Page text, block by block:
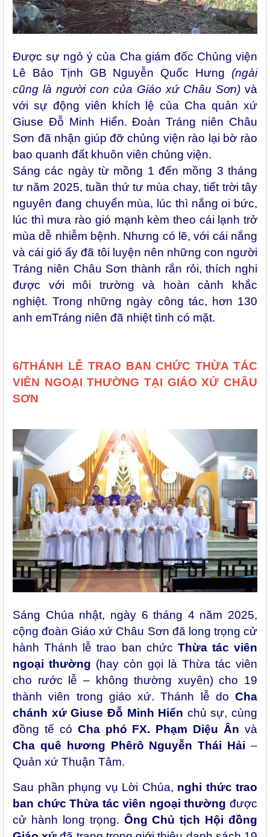
Được sự ngỏ ý của Cha giám đốc Chủng viện
Lê Bảo Tịnh GB Nguyễn Quốc Hưng (ngài
cũng là người con của Giáo xứ Châu Sơn) và
với sự động viên khích lệ của Cha quản xứ
Giuse Đỗ Minh Hiển. Đoàn Tráng niên Châu
Sơn đã nhận giúp đỡ chủng viện rào lại bờ rào
bao quanh đất khuôn viên chủng viện.
Sáng các ngày từ mồng 1 đến mồng 3 tháng
tư năm 2025, tuần thứ tư mùa chay, tiết trời tây
nguyên đang chuyển mùa, lúc thì nắng oi bức,
lúc thì mưa rào gió mạnh kèm theo cái lạnh trở
mùa dễ nhiễm bệnh. Nhưng có lẽ, với cái nắng
và cái gió ấy đã tôi luyện nên những con người
Tráng niên Châu Sơn thành rắn rỏi, thích nghi
được với môi trường và hoàn cảnh khắc
nghiệt. Trong những ngày công tác, hơn 130
anh emTráng niên đã nhiệt tình có mặt.
6/THÁNH LỄ TRAO BAN CHỨC THỪA TÁC
VIÊN NGOẠI THƯỜNG TẠI GIÁO XỨ CHÂU
SƠN
Sáng Chúa nhật, ngày 6 tháng 4 năm 2025,
cộng đoàn Giáo xứ Châu Sơn đã long trọng cử
hành Thánh lễ trao ban chức Thừa tác viên
ngoại thường (hay còn gọi là Thừa tác viên
cho rước lễ – không thường xuyên) cho 19
thành viên trong giáo xứ. Thánh lễ do Cha
chánh xứ Giuse Đỗ Minh Hiển chủ sự, cùng
đồng tế có Cha phó FX. Phạm Diệu Ân và
Cha quê hương Phêrô Nguyễn Thái Hải –
Quản xứ Thuận Tâm.
Sau phần phụng vụ Lời Chúa, nghi thức trao
ban chức Thừa tác viên ngoại thường được
cử hành long trọng. Ông Chủ tịch Hội đồng